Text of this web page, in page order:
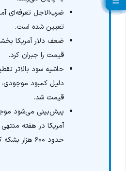
ضرب‌الاجل تعرفه‌ای
تعیین شده است.
ضعف دلار آمریکا
قیمت را جبران کرد.
حاشیه سود بالاتر
دلیل کمبود
قیمت شد.
پیش‌بینی می‌شود
حدود ۶۰۰ هزار بشکه کاهش یافته باشد.